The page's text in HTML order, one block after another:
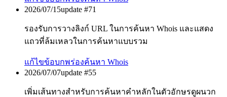
2026/07/15update #71
รองรับการวางลิงก์ URL ในการค้นหา Whois และแสดง
แถวที่ล้มเหลวในการค้นหาแบบรวม
แก้ไขข้อบกพร่องค้นหา Whois
2026/07/07update #55
เพิ่มเส้นทางสำหรับการค้นหาคำหลักในตัวอักษรดูผนวก